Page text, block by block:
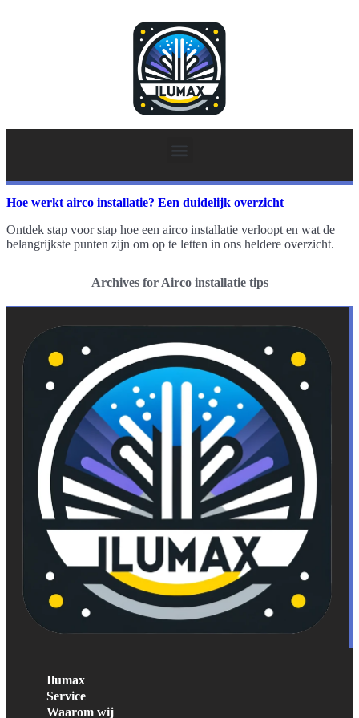
Hoe werkt airco installatie? Een duidelijk overzicht
Ontdek stap voor stap hoe een airco installatie verloopt en wat de
belangrijkste punten zijn om op te letten in ons heldere overzicht.
Archives for Airco installatie tips
Ilumax
Service
Waarom wij